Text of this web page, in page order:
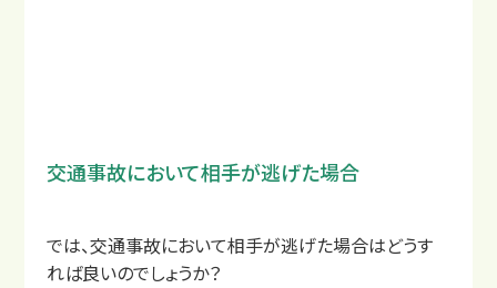
交通事故において相手が逃げた場合
では、交通事故において相手が逃げた場合はどうす
れば良いのでしょうか？